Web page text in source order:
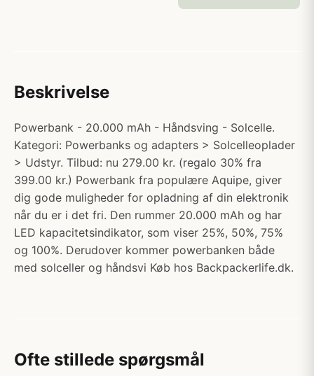
Beskrivelse
Powerbank - 20.000 mAh - Håndsving - Solcelle.
Kategori: Powerbanks og adapters > Solcelleoplader
> Udstyr. Tilbud: nu 279.00 kr. (regalo 30% fra
399.00 kr.) Powerbank fra populære Aquipe, giver
dig gode muligheder for opladning af din elektronik
når du er i det fri. Den rummer 20.000 mAh og har
LED kapacitetsindikator, som viser 25%, 50%, 75%
og 100%. Derudover kommer powerbanken både
med solceller og håndsvi Køb hos Backpackerlife.dk.
Ofte stillede spørgsmål